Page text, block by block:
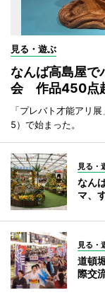
見る・遊ぶ
なんば高島屋で
会 作品450点
「プレバト才能アリ
5）で始まった。
見る・
なん
マ、
見る・
道頓
際交